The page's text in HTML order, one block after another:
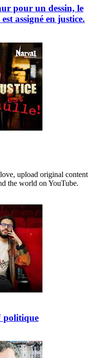
pour un dessin, le
assigné en justice.
upload original content
the world on YouTube.
politique